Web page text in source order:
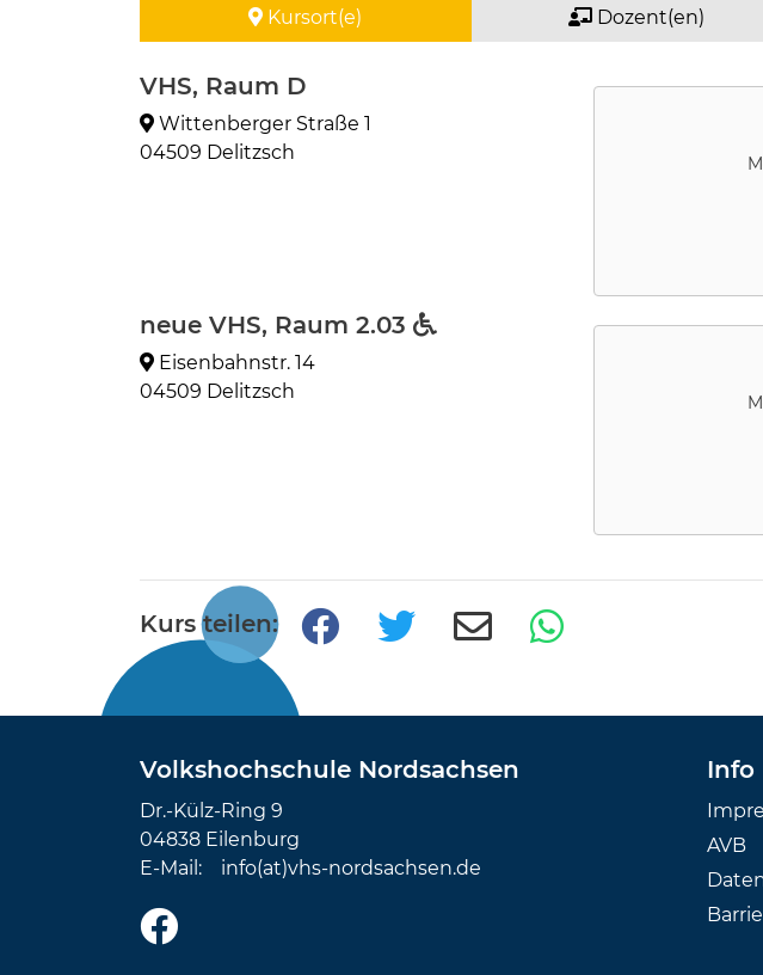
Kursort(e) Dozent(en)
VHS, Raum D
Wittenberger Straße 1
04509 Delitzsch
neue VHS, Raum 2.03
Eisenbahnstr. 14
04509 Delitzsch
Kurs teilen:
Volkshochschule Nordsachsen
Dr.-Külz-Ring 9
04838 Eilenburg
E-Mail: info(at)vhs-nordsachsen.de
Info
AVB